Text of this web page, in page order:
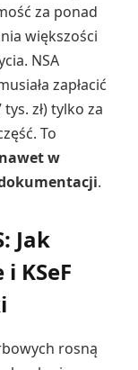
za ponad
większości
NSA
zapłacić
zł) tylko za
To
w
.
Jak
KSeF
rosną